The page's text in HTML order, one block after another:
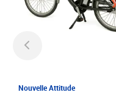
Nouvelle Attitude